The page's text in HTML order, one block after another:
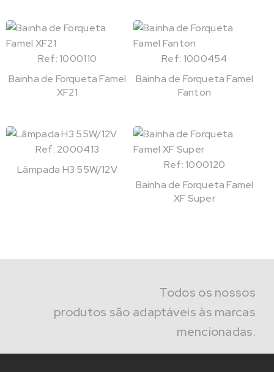
Ref: 1000110
Bainha de Forqueta Famel
XF21
Ref: 1000454
Bainha de Forqueta Famel
Fanton
Ref: 2000413
Lâmpada H3 55W/12V
Ref: 1000120
Bainha de Forqueta Famel
XF Super
Todos os nossos
produtos são adaptáveis às marcas
mencionadas.